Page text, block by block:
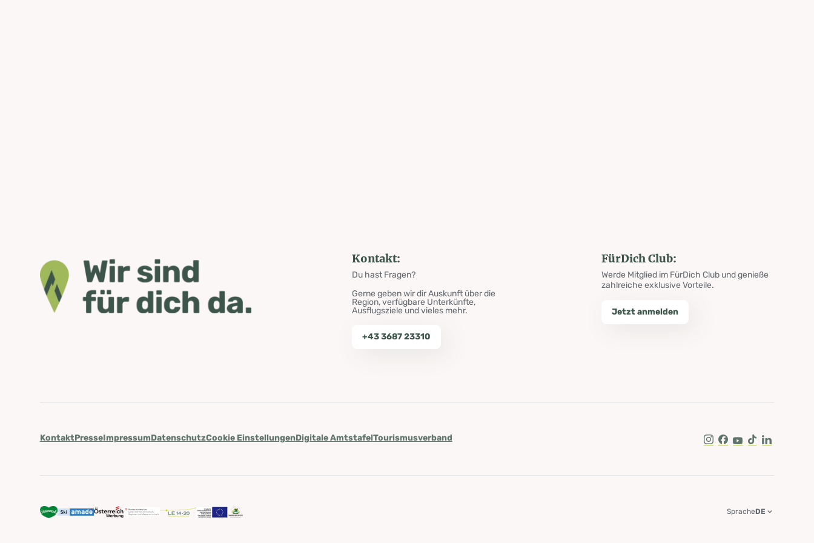
Kontakt:
Du hast Fragen?
Gerne geben wir dir Auskunft über die
Region, verfügbare Unterkünfte,
Ausflugsziele und vieles mehr.
+43 3687 23310
FürDich Club:
Werde Mitglied im FürDich Club und genieße
zahlreiche exklusive Vorteile.
Jetzt anmelden
KontaktPresseImpressumDatenschutzCookie EinstellungenDigitale AmtstafelTourismusverband
Instagram
Facebook
Youtube
Tik TokLinkedIn
SpracheDE